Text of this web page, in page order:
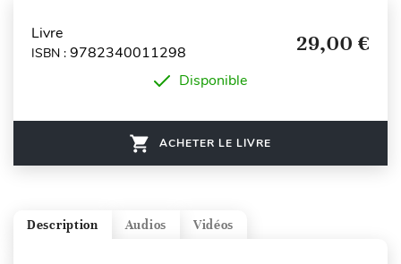
Livre
ISBN : 9782340011298 29,00 €
Disponible
ACHETER LE LIVRE
Vidéos
Audios
Description